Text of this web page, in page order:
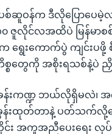
ဆူဝန်က ဒီလိုပြောပေမဲ့လ
လိုင်လအထိပဲ မြန်မာစစ်
ေးကောက်ပွဲ ကျင်းပဖို့
တွေကို အစိုးရသစ်နဲ့ပဲ ညှိနှို
ခန်းကဏ္ဍ ဘယ်လိုရှိမလဲ၊
န်းထုတ်တာနဲ့ ပတ်သက်လို့တ
း အကူအညီပေးရေး လုပ်